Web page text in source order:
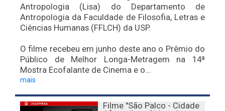
Antropologia (Lisa) do Departamento de
Antropologia da Faculdade de Filosofia, Letras e
Ciências Humanas (FFLCH) da USP.
O filme recebeu em junho deste ano o Prêmio do
Público de Melhor Longa-Metragem na 14ª
Mostra Ecofalante de Cinema e o…
mais
Filme "São Palco - Cidade